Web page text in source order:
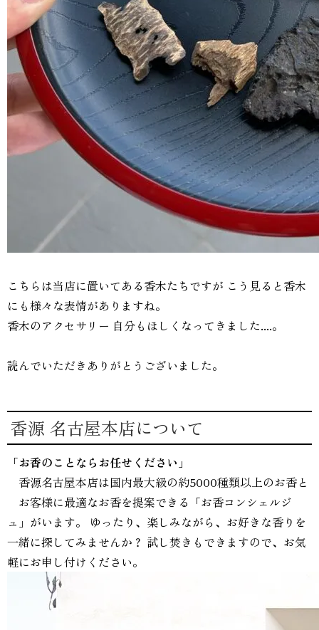
こちらは当店に置いてある香木たちですが こう見ると香木
にも様々な表情がありますね。
香木のアクセサリー 自分もほしくなってきました....。
読んでいただきありがとうございました。
香源 名古屋本店について
「お香のことならお任せください」
香源名古屋本店は国内最大級の約5000種類以上のお香と
お客様に最適なお香を提案できる「お香コンシェルジ
ュ」がいます。 ゆったり、楽しみながら、お好きな香りを
一緒に探してみませんか？ 試し焚きもできますので、お気
軽にお申し付けください。